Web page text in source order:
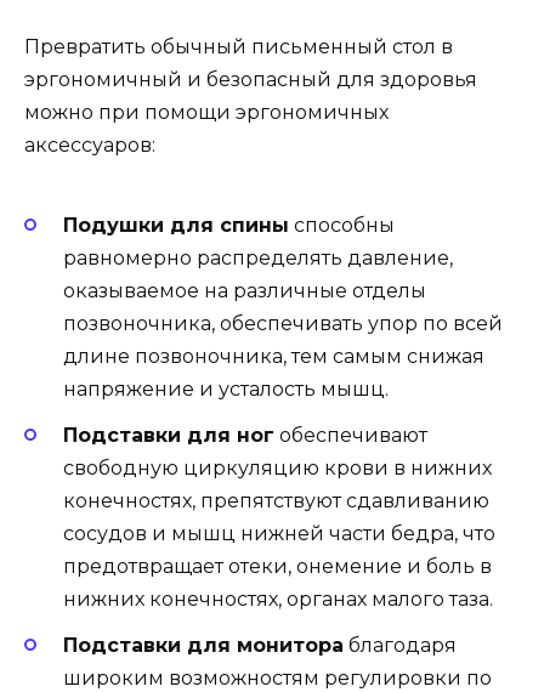
Превратить обычный письменный стол в
эргономичный и безопасный для здоровья
можно при помощи эргономичных
аксессуаров:
Подушки для спины способны
равномерно распределять давление,
оказываемое на различные отделы
позвоночника, обеспечивать упор по всей
длине позвоночника, тем самым снижая
напряжение и усталость мышц.
Подставки для ног обеспечивают
свободную циркуляцию крови в нижних
конечностях, препятствуют сдавливанию
сосудов и мышц нижней части бедра, что
предотвращает отеки, онемение и боль в
нижних конечностях, органах малого таза.
Подставки для монитора благодаря
широким возможностям регулировки по